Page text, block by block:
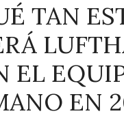
TAN
EL
EN